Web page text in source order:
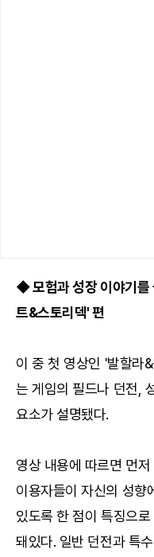
◆ 모험과 성장 이야기를
트&스토리덱' 편
이 중 첫 영상인 '발할라
는 게임의 필드나 던전,
요소가 설명됐다.
영상 내용에 따르면 먼
이용자들이 자신의 성향
있도록 한 점이 특징으
돼있다. 일반 던전과 특